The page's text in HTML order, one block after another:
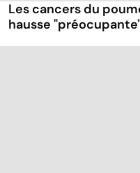
Les cancers du
hausse